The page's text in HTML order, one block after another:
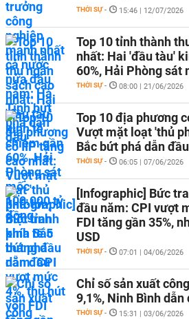
THỜI SỰ - 15:46 | 12/07/2026
Top 10 tỉnh thành
nhất: Hai 'đầu tàu'
60%, Hải Phòng sát
THỜI SỰ - 08:00 | 21/06/2026
Top 10 địa phương
Vượt mặt loạt 'thủ
Bắc bứt phá dẫn đầu
THỜI SỰ - 06:05 | 07/06/2026
[Infographic] Bức
đầu năm: CPI vượt
FDI tăng gần 35%,
USD
THỜI SỰ - 07:01 | 04/06/2026
Chỉ số sản xuất
9,1%, Ninh Bình
THỜI SỰ - 15:31 | 03/06/2026